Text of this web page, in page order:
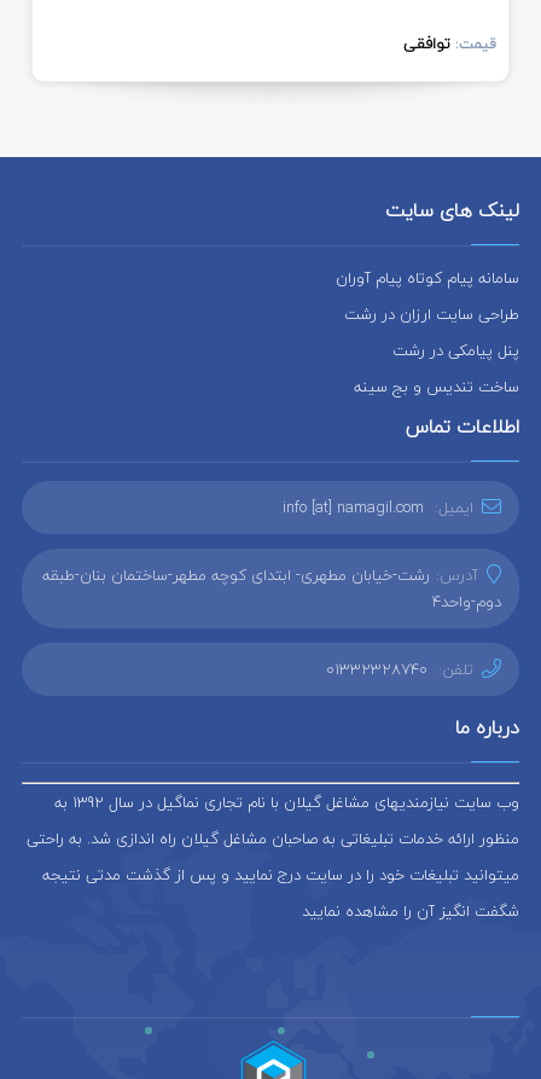
قیمت: توافقی
لینک های سایت
سامانه پیام کوتاه پیام آوران
طراحی سایت ارزان در رشت
پنل پیامکی در رشت
ساخت تندیس و بج سینه
اطلاعات تماس
ایمیل: info [at] namagil.com
آدرس: رشت-خیابان مطهری- ابتدای کوچه مطهر-ساختمان بنان-طبقه
دوم-واحد4
تلفن: 01332328740
درباره ما
وب سایت نیازمندیهای مشاغل گیلان با نام تجاری نماگیل در سال 1392 به
منظور ارائه خدمات تبلیغاتی به صاحبان مشاغل گیلان راه اندازی شد. به راحتی
میتوانید تبلیغات خود را در سایت درج نمایید و پس از گذشت مدتی نتیجه
شگفت انگیز آن را مشاهده نمایید